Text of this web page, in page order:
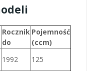
Rocznik
do
Pojemność
(ccm)
1992 125